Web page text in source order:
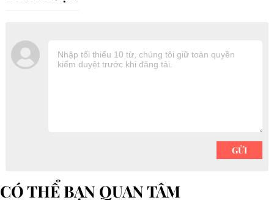
CÓ THỂ BẠN QUAN TÂM